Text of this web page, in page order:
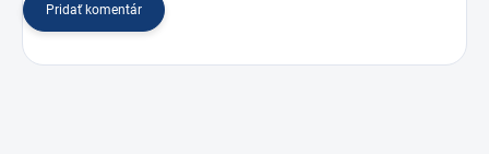
Pridať komentár